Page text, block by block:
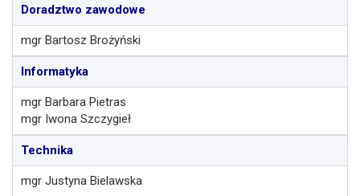
Doradztwo zawodowe
mgr Bartosz Brożyński
Informatyka
mgr Barbara Pietras
mgr Iwona Szczygieł
Technika
mgr Justyna Bielawska